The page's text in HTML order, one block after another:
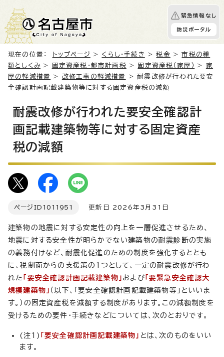
緊急情報なし
防災ポータル
現在の位置： トップページ > くらし・手続き >税金 >市税の種
類としくみ > 固定資産税・都市計画税 > 固定資産税（家屋） > 家
屋の軽減措置
> 改修工事の軽減措置
> 耐震改修が行われた要安
全確認計画記載建築物等に対する固定資産税の減額
耐震改修が行われた要安全確認計
画記載建築物等に対する固定資産
税の減額
ページID 1011951 更新日 2026年3月31日
建築物の地震に対する安定性の向上を一層促進させるため、
地震に対する安全性が明らかでない建築物の耐震診断の実施
の義務付けなど、耐震化促進のための制度を強化するととも
に、税制面からの支援策の1つとして、一定の耐震改修が行わ
れた 「要安全確認計画記載建築物」 および「要緊急安全確認大
規模建築物」 （以下、「要安全確認計画記載建築物等」といいま
す。）の固定資産税を減額する制度があります。この減額制度を
受けるための要件・手続きなどについては、次のとおりです。
(注1) 「要安全確認計画記載建築物」 とは、次のものをいい
ます。